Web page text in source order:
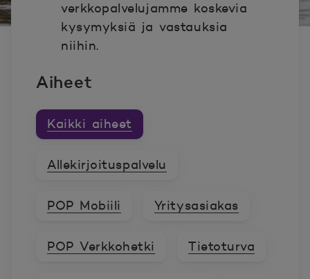
verkkopalvelujamme koskevia
kysymyksiä ja vastauksia
niihin.
Aiheet
Kaikki aiheet
Allekirjoituspalvelu
POP Mobiili Yritysasiakas
POP Verkkohetki Tietoturva